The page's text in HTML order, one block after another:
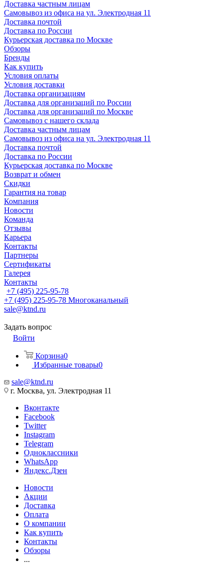
Доставка частным лицам
Самовывоз из офиса на ул. Электродная 11
Доставка почтой
Доставка по России
Курьерская доставка по Москве
Обзоры
Бренды
Как купить
Условия оплаты
Условия доставки
Доставка организациям
Доставка для организаций по России
Доставка для организаций по Москве
Самовывоз с нашего склада
Доставка частным лицам
Самовывоз из офиса на ул. Электродная 11
Доставка почтой
Доставка по России
Курьерская доставка по Москве
Возврат и обмен
Скидки
Гарантия на товар
Компания
Новости
Команда
Отзывы
Карьера
Контакты
Партнеры
Сертификаты
Галерея
Контакты
+7 (495) 225-95-78
+7 (495) 225-95-78 Многоканальный
sale@ktnd.ru
Задать вопрос
Войти
Корзина0
Избранные товары0
sale@ktnd.ru
г. Москва, ул. Электродная 11
Вконтакте
Facebook
Twitter
Instagram
Telegram
Одноклассники
WhatsApp
Яндекс.Дзен
Новости
Акции
Доставка
Оплата
О компании
Как купить
Контакты
Обзоры
...